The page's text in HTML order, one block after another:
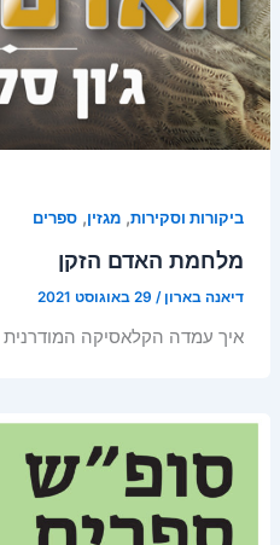
ביקורות וסקירות, מגזין, ספרים
מלחמת האדם הזקן
דיאנה בארון/ 29 באוגוסט 2021
איך עמדה הקלאסיקה המודרנית